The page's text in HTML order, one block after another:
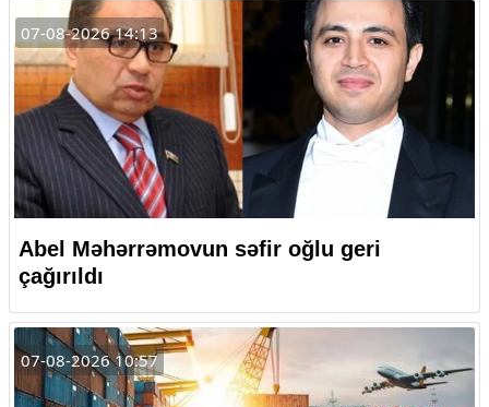
07-08-2026 14:13
Abel Məhərrəmovun səfir oğlu geri
çağırıldı
07-08-2026 10:57